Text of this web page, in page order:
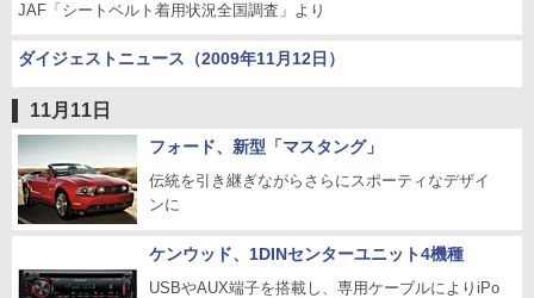
JAF「シートベルト着用状況全国調査」より
ダイジェストニュース（2009年11月12日）
11月11日
フォード、新型「マスタング」
伝統を引き継ぎながらさらにスポーティなデザイ
ンに
ケンウッド、1DINセンターユニット4機種
USBやAUX端子を搭載し、専用ケーブルによりiPo